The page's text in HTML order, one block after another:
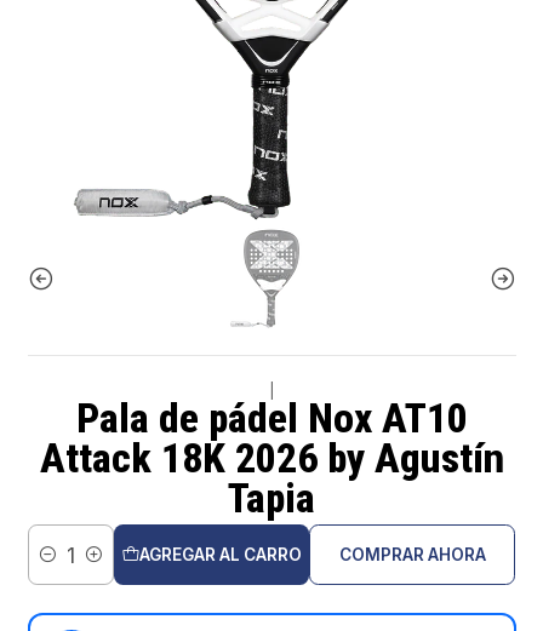
Pala de pádel Nox AT10
Attack 18K 2026 by Agustín
Tapia
Cantidad
AGREGAR AL CARRO COMPRAR AHORA